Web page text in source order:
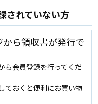
されていない方
ら領収書が発行で
ら会員登録を行ってくだ
ておくと便利にお買い物